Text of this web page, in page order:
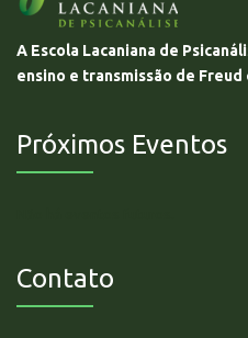
A Escola Lacaniana de
ensino e transmissão de Freud
Próximos Eventos
Contato